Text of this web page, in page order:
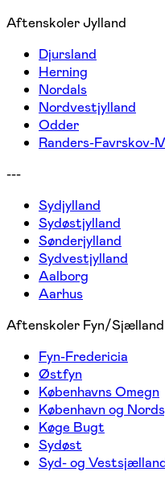
Aftenskoler Jylland
Djursland
Herning
Nordals
Nordvestjylland
Odder
Randers-Favrskov-
---
Sydjylland
Sydøstjylland
Sønderjylland
Sydvestjylland
Aalborg
Aarhus
Aftenskoler Fyn/Sjælland
Fyn-Fredericia
Østfyn
Københavns Omegn
København og
Køge Bugt
Sydøst
Syd- og